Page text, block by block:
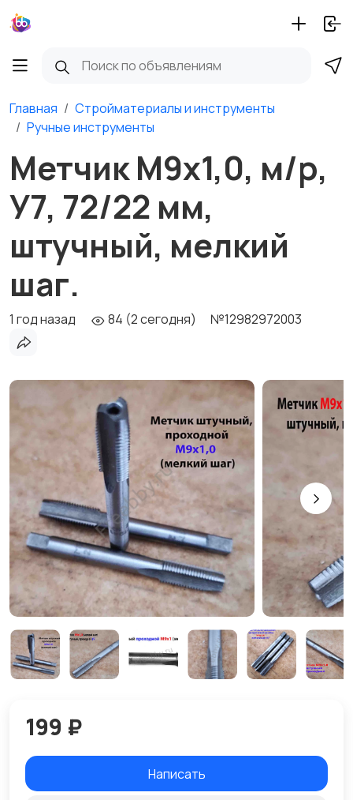
Главная
Стройматериалы и инструменты
Ручные инструменты
Метчик М9х1,0, м/р,
У7, 72/22 мм,
штучный, мелкий
шаг.
1 год назад 84 (2 сегодня) №12982972003
199 ₽
Написать